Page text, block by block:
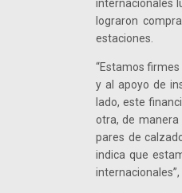
internacionales
lograron
estaciones.
“Estamos
y al apoyo de
lado, este
otra, de manera
pares de
indica que